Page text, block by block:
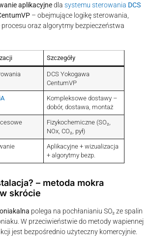
aplikacyjnedla systemu sterowania DCS
– obejmujące logikę sterowania,
oraz algorytmy bezpieczeństwa
Szczegóły
DCS Yokogawa
CentumVP
Kompleksowe dostawy –
dobór, dostawa, montaż
Fizykochemiczne (SO₂,
NOx, CO₂, pył)
Aplikacyjne + wizualizacja
+ algorytmy bezp.
– metoda mokra
skrócie
polega na pochłanianiu SO₂ ze spalin
W przeciwieństwie do metody wapiennej
jest bezpośrednio użyteczny komercyjnie.